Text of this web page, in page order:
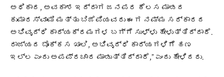
ಅಧಿಕಾರ, ಅವಕಾಶ ಇದ್ದಾಗ ಜನಪರ ಕೆಲಸ ಮಾಡದ
ಕುಮಾರಸ್ವಾಮಿ ಮತ್ತು ಬಿಜೆಪಿಯವರು ಈಗ ನಮ್ಮ ಸರ್ಕಾರದ
ಅಭಿವೃದ್ಧಿ ಕಾರ್ಯಕ್ರಮಗಳ ಬಗ್ಗೆ ಸುಳ್ಳು ಹೇಳುತ್ತಿದ್ದಾರೆ.
ರಾಜ್ಯದ ಬೊಕ್ಕಸ ಖಾಲಿ, ಅಭಿವೃದ್ಧಿ ಕಾರ್ಯಗಳಿಗೆ ಹಣ
ಇಲ್ಲ ಎಂದು ಅಪಪ್ರಚಾರ ಮಾಡುತ್ತಿದ್ದಾರೆ,” ಎಂದು ಹೇಳಿದರು.